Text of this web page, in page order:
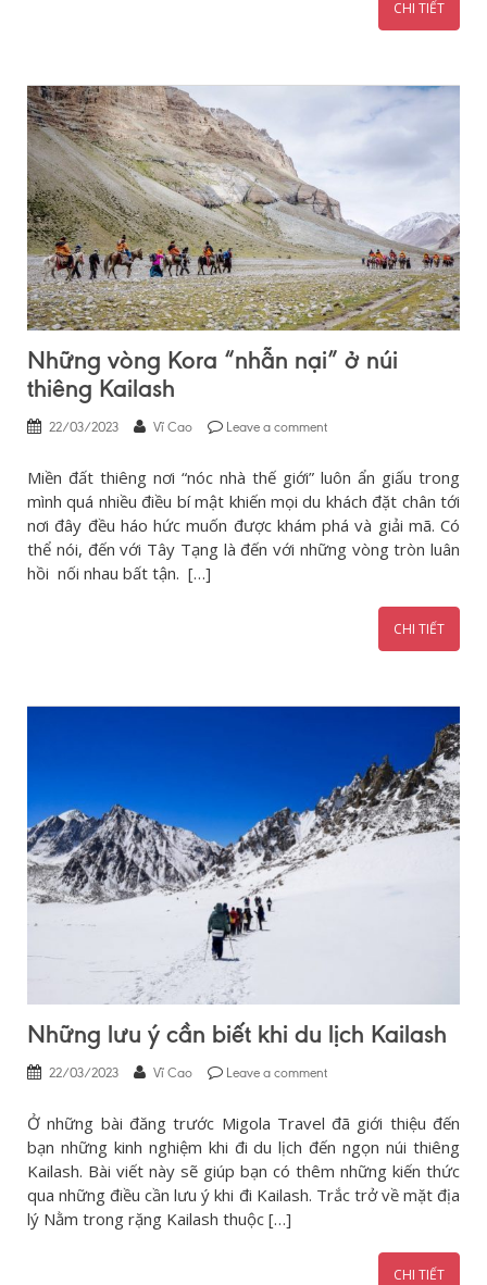
CHI TIẾT
Những vòng Kora “nhẫn nại” ở núi
thiêng Kailash
22/03/2023 Vĩ Cao Leave a comment
Miền đất thiêng nơi “nóc nhà thế giới” luôn ẩn giấu trong
mình quá nhiều điều bí mật khiến mọi du khách đặt chân tới
nơi đây đều háo hức muốn được khám phá và giải mã. Có
thể nói, đến với Tây Tạng là đến với những vòng tròn luân
hồi nối nhau bất tận. […]
CHI TIẾT
Những lưu ý cần biết khi du lịch Kailash
22/03/2023 Vĩ Cao Leave a comment
Ở những bài đăng trước Migola Travel đã giới thiệu đến
bạn những kinh nghiệm khi đi du lịch đến ngọn núi thiêng
Kailash. Bài viết này sẽ giúp bạn có thêm những kiến thức
qua những điều cần lưu ý khi đi Kailash. Trắc trở về mặt địa
lý Nằm trong rặng Kailash thuộc […]
CHI TIẾT